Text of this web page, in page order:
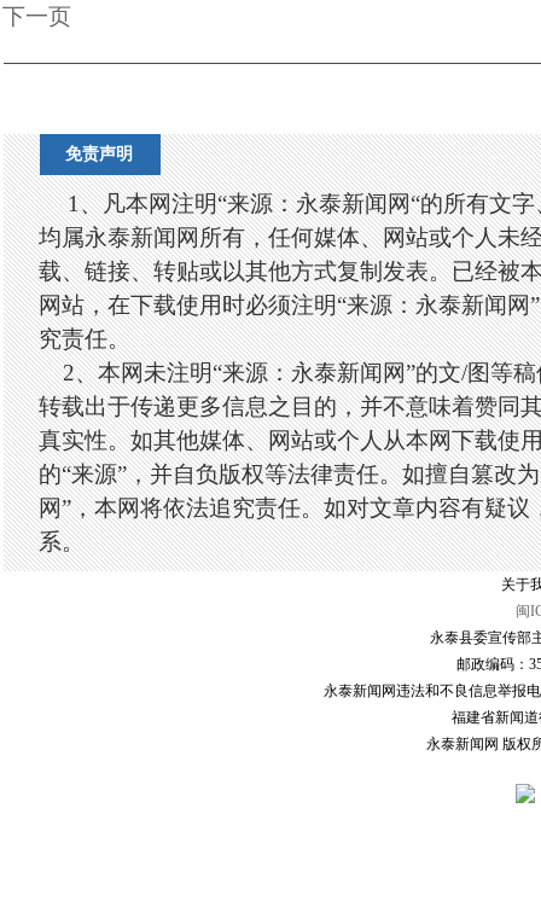
下一页
免责声明
1、凡本网注明“来源：永泰新闻网“的所有文
均属永泰新闻网所有，任何媒体、网站或个人未
载、链接、转贴或以其他方式复制发表。已经被
网站，在下载使用时必须注明“来源：永泰新闻网
究责任。
2、本网未注明“来源：永泰新闻网”的文/图等稿
转载出于传递更多信息之目的，并不意味着赞同
真实性。如其他媒体、网站或个人从本网下载使
的“来源”，并自负版权等法律责任。如擅自篡改
网”，本网将依法追究责任。如对文章内容有疑议
系。
关于
闽
永泰县委宣传部
邮政编码：
永泰新闻网违法和不良信息举报电
福建省新闻道
永泰新闻网 版权